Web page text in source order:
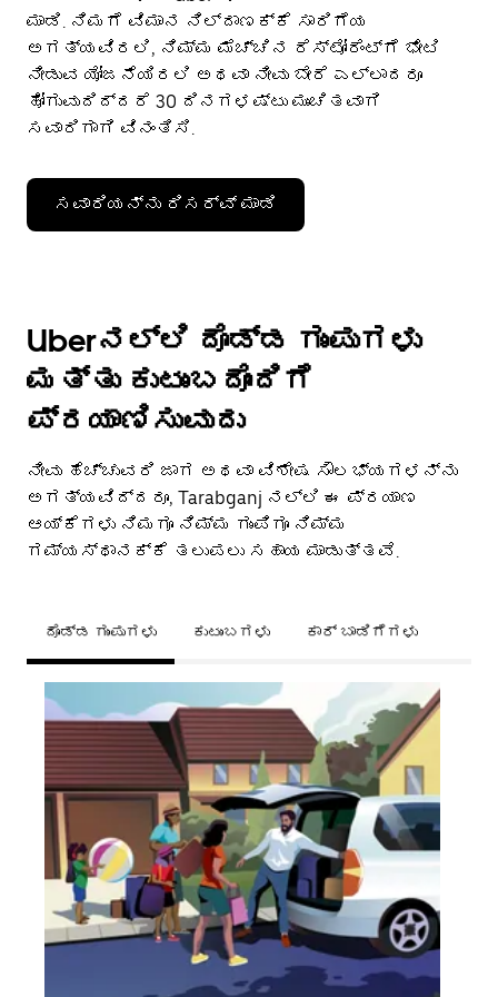
ಮಾಡಿ. ನಿಮಗೆ ವಿಮಾನ ನಿಲ್ದಾಣಕ್ಕೆ ಸಾರಿಗೆಯ
ಅಗತ್ಯವಿರಲಿ, ನಿಮ್ಮ ಮೆಚ್ಚಿನ ರೆಸ್ಟೋರೆಂಟ್‌ಗೆ ಭೇಟಿ
ನೀಡುವ ಯೋಜನೆಯಿರಲಿ ಅಥವಾ ನೀವು ಬೇರೆ ಎಲ್ಲಾದರೂ
ಹೋಗುವುದಿದ್ದರೆ 30 ದಿನಗಳಷ್ಟು ಮುಂಚಿತವಾಗಿ
ಸವಾರಿಗಾಗಿ ವಿನಂತಿಸಿ.
ಸವಾರಿಯನ್ನು ರಿಸರ್ವ್ ಮಾಡಿ
Uberನಲ್ಲಿ ದೊಡ್ಡ ಗುಂಪುಗಳು
ಮತ್ತು ಕುಟುಂಬದೊಂದಿಗೆ
ಪ್ರಯಾಣಿಸುವುದು
ನೀವು ಹೆಚ್ಚುವರಿ ಜಾಗ ಅಥವಾ ವಿಶೇಷ ಸೌಲಭ್ಯಗಳನ್ನು
ಅಗತ್ಯವಿದ್ದರೂ, Tarabganj ನಲ್ಲಿ ಈ ಪ್ರಯಾಣ
ಆಯ್ಕೆಗಳು ನಿಮಗೂ ನಿಮ್ಮ ಗುಂಪಿಗೂ ನಿಮ್ಮ
ಗಮ್ಯಸ್ಥಾನಕ್ಕೆ ತಲುಪಲು ಸಹಾಯ ಮಾಡುತ್ತವೆ.
ದೊಡ್ಡ ಗುಂಪುಗಳು ಕುಟುಂಬಗಳು ಕಾರ್ ಬಾಡಿಗೆಗಳು